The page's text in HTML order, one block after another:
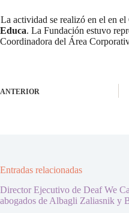
La actividad se realizó en el en el
Educa. La Fundación estuvo
Coordinadora del Área
ANTERIOR
Entradas relacionadas
Director Ejecutivo de Deaf We
abogados de Albagli Zaliasnik y